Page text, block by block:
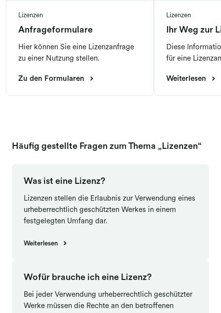
Lizenzen
Anfrageformulare
Hier können Sie eine Lizenzanfrage
zu einer Nutzung stellen.
Zu den Formularen
Lizenzen
Ihr Weg zur
Diese
für eine
Weiterlesen
Häufig gestellte Fragen zum Thema „Lizenzen“
Was ist eine Lizenz?
Lizenzen stellen die Erlaubnis zur Verwendung eines
urheberrechtlich geschützten Werkes in einem
festgelegten Umfang dar.
Weiterlesen
Wofür brauche ich eine Lizenz?
Bei jeder Verwendung urheberrechtlich geschützter
Werke müssen die Rechte an den betroffenen